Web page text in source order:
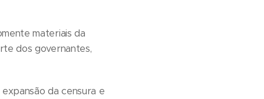
materiais da
dos governantes,
da censura e